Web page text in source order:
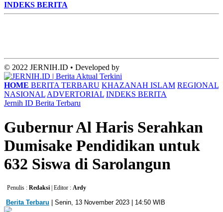
INDEKS BERITA
© 2022 JERNIH.ID • Developed by
HOME BERITA TERBARU KHAZANAH ISLAM REGIONAL
NASIONAL ADVERTORIAL INDEKS BERITA
Jernih ID Berita Terbaru
Gubernur Al Haris Serahkan
Dumisake Pendidikan untuk
632 Siswa di Sarolangun
Penulis : Redaksi | Editor : Ardy
Berita Terbaru | Senin, 13 November 2023 | 14:50 WIB